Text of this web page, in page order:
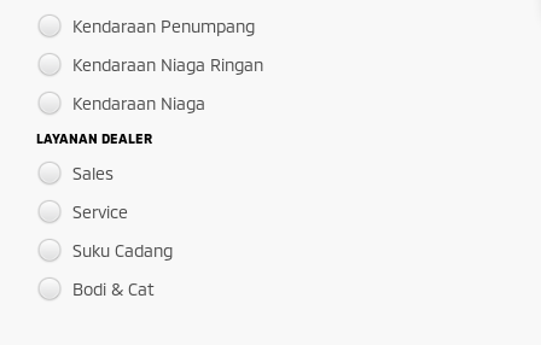
Kendaraan Penumpang
Kendaraan Niaga Ringan
Kendaraan Niaga
LAYANAN DEALER
Sales
Service
Suku Cadang
Bodi & Cat